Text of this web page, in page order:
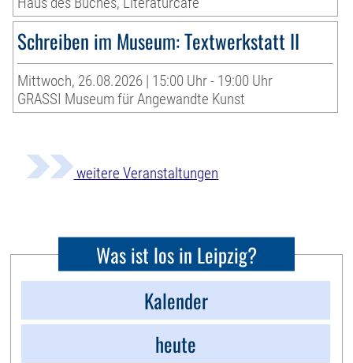
Schreiben im Museum: Textwerkstatt II
Mittwoch, 26.08.2026 | 15:00 Uhr - 19:00 Uhr
GRASSI Museum für Angewandte Kunst
weitere Veranstaltungen
Was ist los in Leipzig?
Kalender
heute